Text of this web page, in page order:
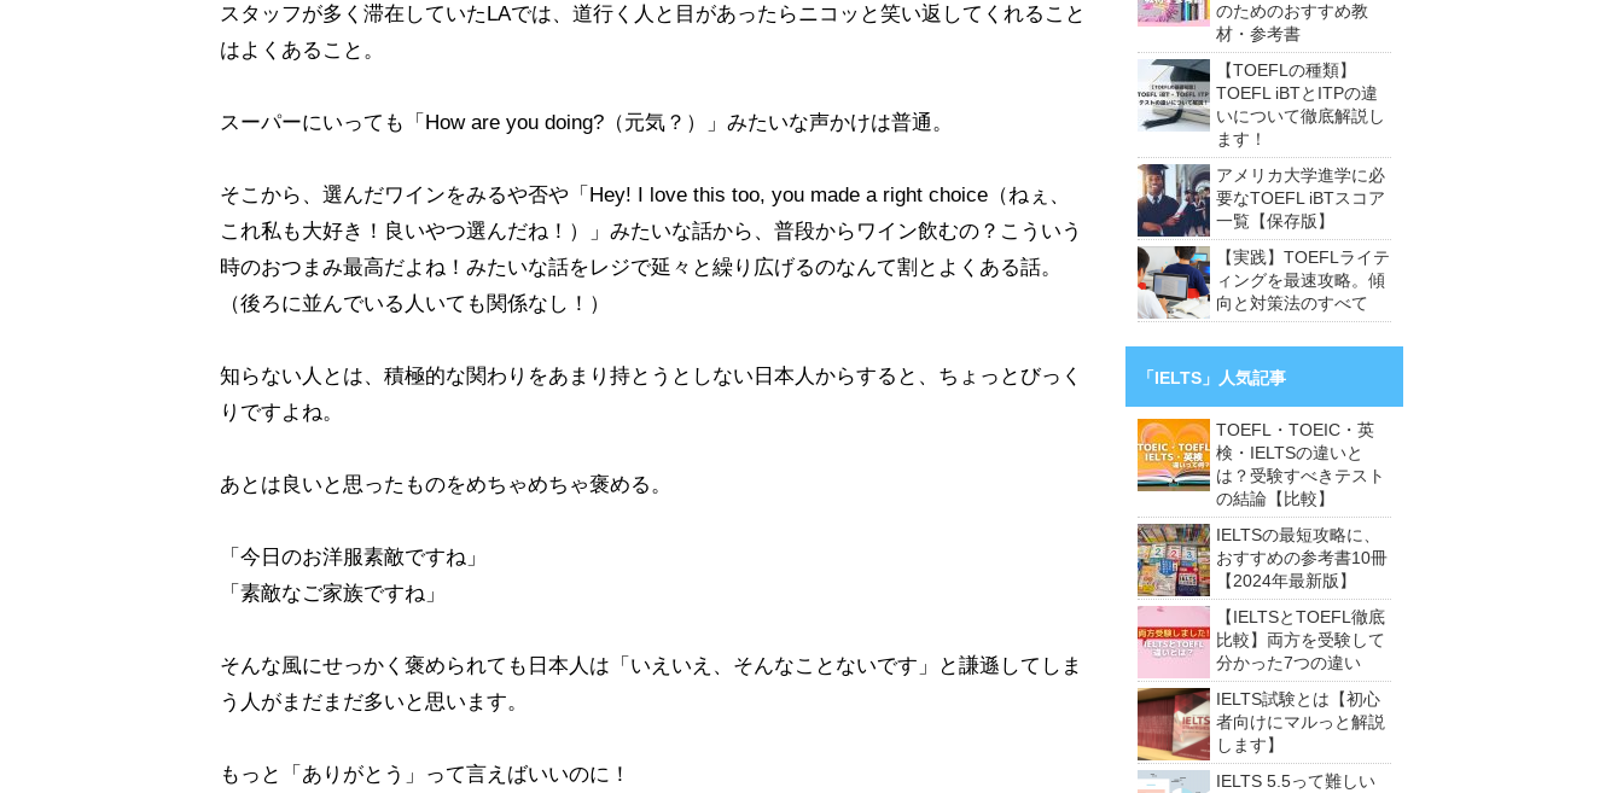
スタッフが多く滞在していたLAでは、道行く人と目があったらニコッと笑い返してくれること
はよくあること。
スーパーにいっても「How are you doing?（元気？）」みたいな声かけは普通。
そこから、選んだワインをみるや否や「Hey! I love this too, you made a right choice（ねぇ、
これ私も大好き！良いやつ選んだね！）」みたいな話から、普段からワイン飲むの？こういう
時のおつまみ最高だよね！みたいな話をレジで延々と繰り広げるのなんて割とよくある話。
（後ろに並んでいる人いても関係なし！）
知らない人とは、積極的な関わりをあまり持とうとしない日本人からすると、ちょっとびっく
りですよね。
あとは良いと思ったものをめちゃめちゃ褒める。
「今日のお洋服素敵ですね」
「素敵なご家族ですね」
そんな風にせっかく褒められても日本人は「いえいえ、そんなことないです」と謙遜してしま
う人がまだまだ多いと思います。
もっと「ありがとう」って言えばいいのに！
のためのおすすめ教
材・参考書
【TOEFLの種類】
TOEFL iBTとITPの違
いについて徹底解説し
ます！
アメリカ大学進学に必
要なTOEFL iBTスコア
一覧【保存版】
【実践】TOEFLライテ
ィングを最速攻略。傾
向と対策法のすべて
「IELTS」人気記事
TOEFL・TOEIC・英
検・IELTSの違いと
は？受験すべきテスト
の結論【比較】
IELTSの最短攻略に、
おすすめの参考書10冊
【2024年最新版】
【IELTSとTOEFL徹底
比較】両方を受験して
分かった7つの違い
IELTS試験とは【初心
者向けにマルっと解説
します】
IELTS 5.5って難しい